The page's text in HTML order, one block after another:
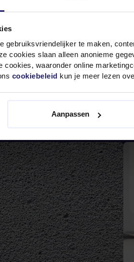
gebruiksvriendelijker te maken,
cookies slaan alleen anonieme
cookies, waaronder online
cookiebeleid kun je meer lezen
Aanpassen